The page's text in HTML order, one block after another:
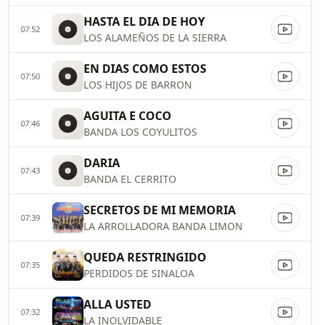
07:52 HASTA EL DIA DE HOY
LOS ALAMEÑOS DE LA SIERRA
07:50 EN DIAS COMO ESTOS
LOS HIJOS DE BARRON
07:46 AGUITA E COCO
BANDA LOS COYULITOS
07:43 DARIA
BANDA EL CERRITO
07:39 SECRETOS DE MI MEMORIA
LA ARROLLADORA BANDA LIMON
07:35 QUEDA RESTRINGIDO
PERDIDOS DE SINALOA
07:32 ALLA USTED
LA INOLVIDABLE